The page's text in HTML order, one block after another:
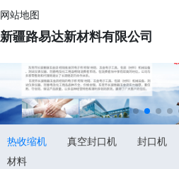
网站地图
新疆路易达新材料有限公司
热收缩机 真空封口机 封口机
材料